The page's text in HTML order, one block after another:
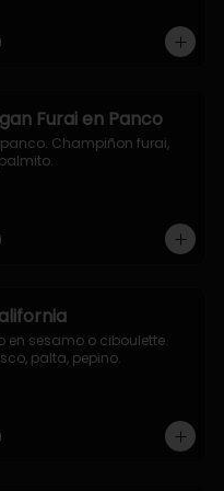
Furai en Panco
panco. Champiñon furai,
en sesamo o ciboulette.
palta, pepino.